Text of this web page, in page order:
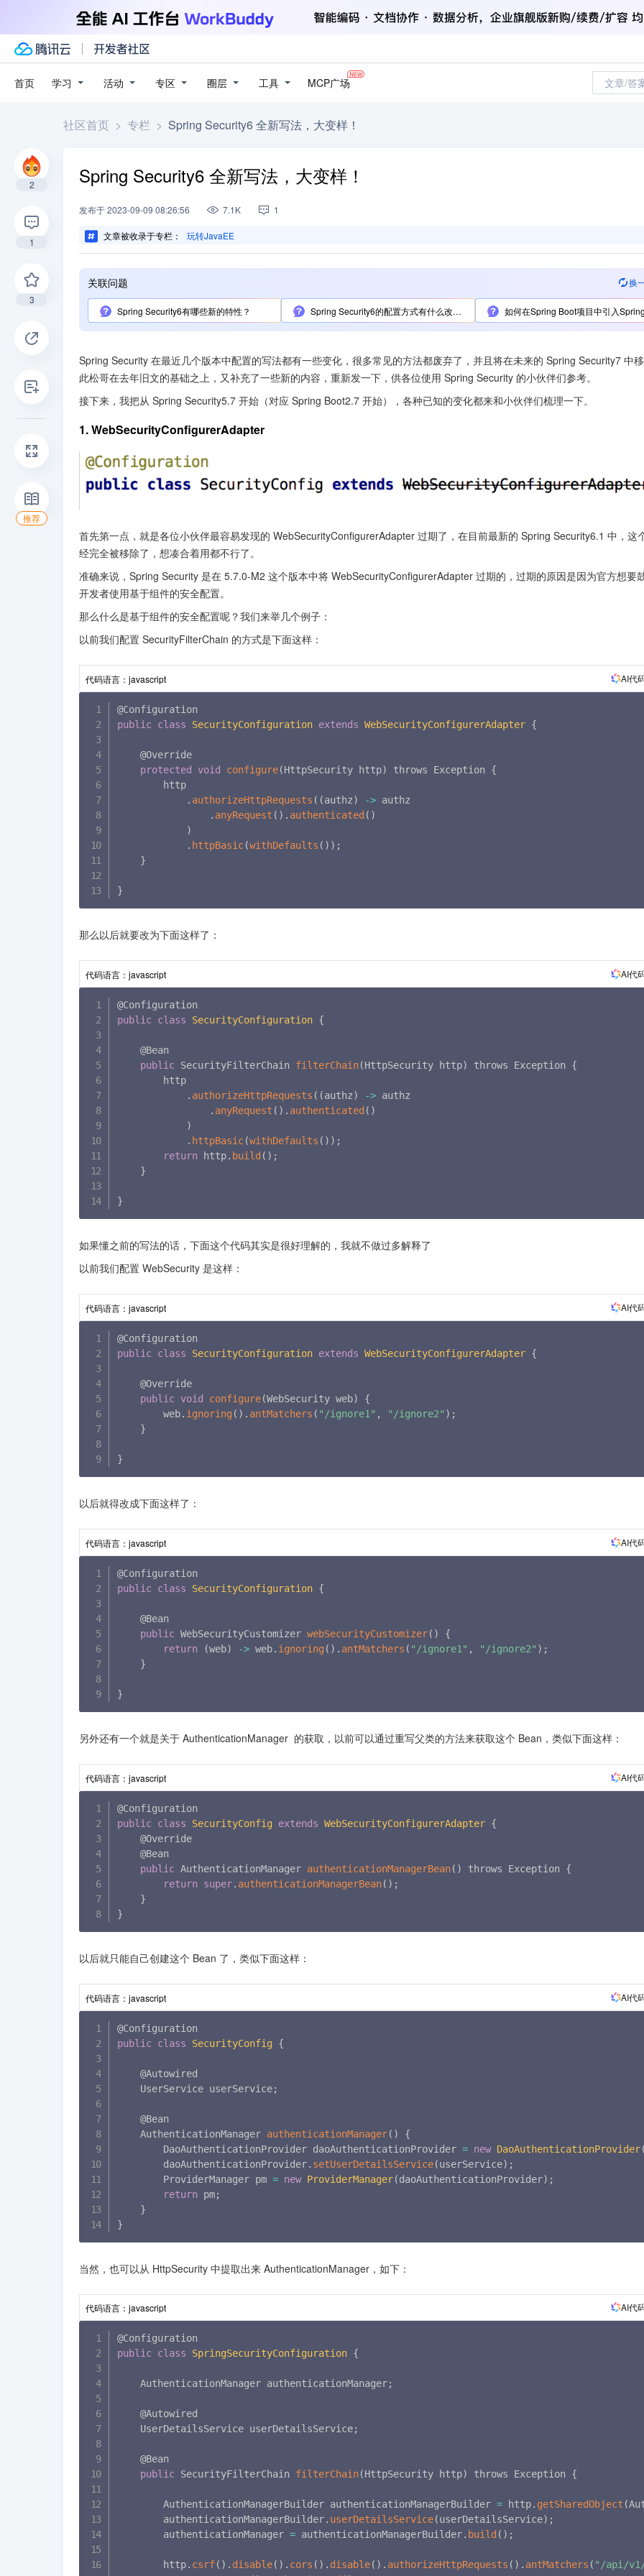
首页 学习 活动 专区 圈层 工具 MCP广场 文章/答
社区首页 > 专栏 > Spring Security6 全新写法，大变样！
Spring Security6 全新写法，大变样！
发布于2023-09-09 08:26:56 7.1K 1
文章被收录于专栏： 玩转JavaEE
关联问题 换
Spring Security6有哪些新的特性？ Spring Security6的配置方式有什么改变？ 如何在Spring Boot项目中引入Spring Security6
Spring Security 在最近几个版本中配置的写法都有一些变化，很多常见的方法都废弃了，并且将在未来的 Spring Security7 中
此松哥在去年旧文的基础之上，又补充了一些新的内容，重新发一下，供各位使用 Spring Security 的小伙伴们参考。
接下来，我把从 Spring Security5.7 开始（对应 Spring Boot2.7 开始），各种已知的变化都来和小伙伴们梳理一下。
1. WebSecurityConfigurerAdapter
首先第一点，就是各位小伙伴最容易发现的 WebSecurityConfigurerAdapter 过期了，在目前最新的 Spring Security6.1 中，这
经完全被移除了，想凑合着用都不行了。
准确来说，Spring Security 是在 5.7.0-M2 这个版本中将 WebSecurityConfigurerAdapter 过期的，过期的原因是因为官方想要
开发者使用基于组件的安全配置。
那么什么是基于组件的安全配置呢？我们来举几个例子：
以前我们配置 SecurityFilterChain 的方式是下面这样：
代码语言： javascript AI代
public class SecurityConfiguration extends WebSecurityConfigurerAdapter {
    @Override
protected
void configure(HttpSecurity http) throws Exception {
        http
. authorizeHttpRequests ( (authz) -> authz
. anyRequest ( ) . authenticated ( )
)
. httpBasic(withDefaults ( ) ) ;
}
}
那么以后就要改为下面这样了：
代码语言： javascript AI代
public class SecurityConfiguration {
    @Bean
public SecurityFilterChain filterChain(HttpSecurity http) throws Exception {
        http
. authorizeHttpRequests ( (authz) -> authz
. anyRequest ( ) . authenticated ( )
)
. httpBasic(withDefaults ( ) ) ;
return http. build ( ) ;
}
}
如果懂之前的写法的话，下面这个代码其实是很好理解的，我就不做过多解释了
以前我们配置 WebSecurity 是这样：
代码语言： javascript AI代
public class SecurityConfiguration extends WebSecurityConfigurerAdapter {
    @Override
public void configure(WebSecurity web)
{
        web
. ignoring ( ) . antMatchers ( "/ignore1" , "/ignore2" ) ;
}
}
以后就得改成下面这样了：
代码语言： javascript AI代
public class SecurityConfiguration {
    @Bean
public WebSecurityCustomizer webSecurityCustomizer( )
{
return
(web) -> web. ignoring ( ) . antMatchers ( "/ignore1" , "/ignore2" ) ;
}
}
另外还有一个就是关于 AuthenticationManager  的获取，以前可以通过重写父类的方法来获取这个 Bean，类似下面这样：
代码语言： javascript AI代
public class SecurityConfig extends WebSecurityConfigurerAdapter {
    @Override
    @Bean
public AuthenticationManager authenticationManagerBean( ) throws Exception {
return super. authenticationManagerBean( ) ;
}
}
以后就只能自己创建这个 Bean 了，类似下面这样：
代码语言： javascript AI代
public class SecurityConfig {
    @Autowired
    UserService userService
;
    @Bean
    AuthenticationManager
authenticationManager( )
{
        DaoAuthenticationProvider daoAuthenticationProvider
= new DaoAuthenticationProvider
        daoAuthenticationProvider
. setUserDetailsService(userService) ;
        ProviderManager pm
= new ProviderManager(daoAuthenticationProvider) ;
return pm;
}
}
当然，也可以从 HttpSecurity 中提取出来 AuthenticationManager，如下：
代码语言： javascript AI代
public class SpringSecurityConfiguration {
    AuthenticationManager authenticationManager
;
    @Autowired
    UserDetailsService userDetailsService
;
    @Bean
public SecurityFilterChain filterChain(HttpSecurity http) throws Exception {
        AuthenticationManagerBuilder authenticationManagerBuilder
= http. getSharedObject (
        authenticationManagerBuilder
. userDetailsService(userDetailsService) ;
        authenticationManager
= authenticationManagerBuilder. build ( ) ;
        http
. csrf( ) . disable( ) . cors ( ) . disable( ) . authorizeHttpRequests ( ) . antMatchers ( "/api/
2
1
3
推荐